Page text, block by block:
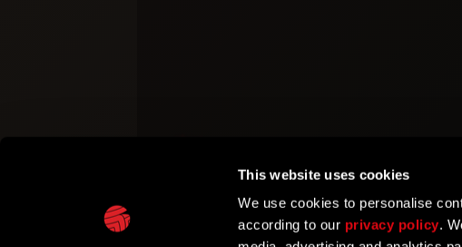
This website uses cookies
We use cookies to personalise
according to our privacy policy.